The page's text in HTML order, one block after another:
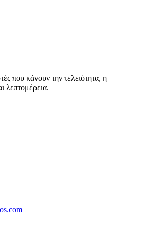
που κάνουν την τελειότητα, η
λεπτομέρεια.